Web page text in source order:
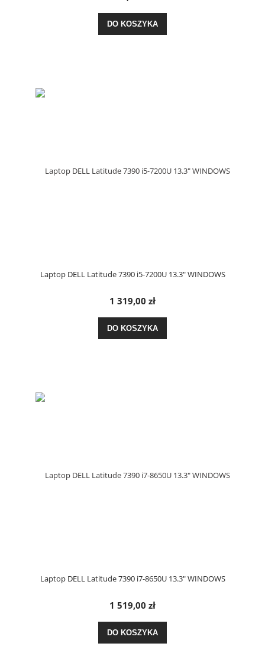
DO KOSZYKA
Laptop DELL Latitude 7390 i5-7200U 13.3" WINDOWS
1 319,00 zł
DO KOSZYKA
Laptop DELL Latitude 7390 i7-8650U 13.3" WINDOWS
1 519,00 zł
DO KOSZYKA